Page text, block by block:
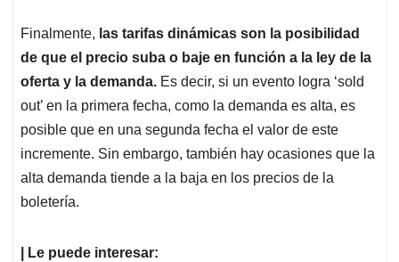
Finalmente, las tarifas dinámicas son la posibilidad
de que el precio suba o baje en función a la ley de la
oferta y la demanda. Es decir, si un evento logra ‘sold
out’ en la primera fecha, como la demanda es alta, es
posible que en una segunda fecha el valor de este
incremente. Sin embargo, también hay ocasiones que la
alta demanda tiende a la baja en los precios de la
boletería.
| Le puede interesar: